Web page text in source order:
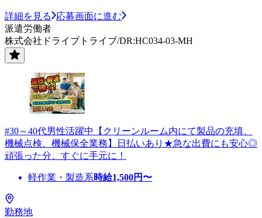
詳細を見る
応募画面に進む
派遣労働者
株式会社ドライブトライブ/DR:HC034-03-MH
#30～40代男性活躍中【クリーンルーム内にて製品の充填、
機械点検、機械保全業務】日払いあり★急な出費にも安心◎
頑張った分、すぐに手元に！
軽作業・製造系時給1,500円〜
勤務地